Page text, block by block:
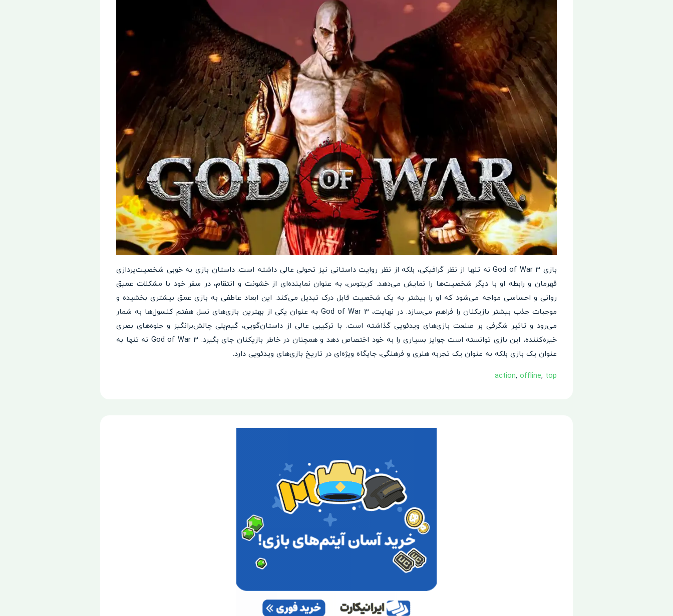
بازی God of War 3 نه تنها از نظر گرافیکی، بلکه از نظر روایت داستانی نیز تحولی عالی داشته است. داستان بازی به خوبی شخصیت‌پردازی
قهرمان و رابطه او با دیگر شخصیت‌ها را نمایش می‌دهد. کریتوس، به عنوان نماینده‌ای از خشونت و انتقام، در سفر خود با مشکلات عمیق
روانی و احساسی مواجه می‌شود که او را بیشتر به یک شخصیت قابل درک تبدیل می‌کند. این ابعاد عاطفی به بازی عمق بیشتری بخشیده و
موجبات جذب بیشتر بازیکنان را فراهم می‌سازد. در نهایت، God of War 3 به عنوان یکی از بهترین بازی‌های نسل هفتم کنسول‌ها به شمار
می‌رود و تاثیر شگرفی بر صنعت بازی‌های ویدئویی گذاشته است. با ترکیبی عالی از داستان‌گویی، گیم‌پلی چالش‌برانگیز و جلوه‌های بصری
خیره‌کننده، این بازی توانسته است جوایز بسیاری را به خود اختصاص دهد و همچنان در خاطر بازیکنان جای بگیرد. God of War 3 نه تنها به
عنوان یک بازی بلکه به عنوان یک تجربه هنری و فرهنگی، جایگاه ویژه‌ای در تاریخ بازی‌های ویدئویی دارد.
action, offline, top